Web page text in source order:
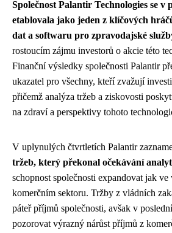
Společnost Palantir Technologies se v
etablovala jako jeden z klíčových
dat a softwaru pro zpravodajské
rostoucím zájmu investorů o akcie této
Finanční výsledky společnosti Palantir
ukazatel pro všechny, kteří zvažují
přičemž analýza tržeb a ziskovosti
na zdraví a perspektivy tohoto
V uplynulých čtvrtletích Palantir
tržeb, který překonal očekávání
schopnost společnosti expandovat jak
komerčním sektoru. Tržby z vládních
páteř příjmů společnosti, avšak v
pozorovat výrazný nárůst příjmů z